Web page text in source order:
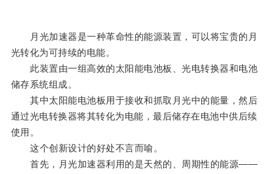
月光加速器是一种革命性的能源装置，可以将宝贵的月
光转化为可持续的电能。
此装置由一组高效的太阳能电池板、光电转换器和电池
储存系统组成。
其中太阳能电池板用于接收和抓取月光中的能量，然后
通过光电转换器将其转化为电能，最后储存在电池中供后续
使用。
这个创新设计的好处不言而喻。
首先，月光加速器利用的是天然的、周期性的能源——